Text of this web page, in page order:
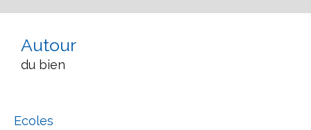
Autour
du bien
Ecoles